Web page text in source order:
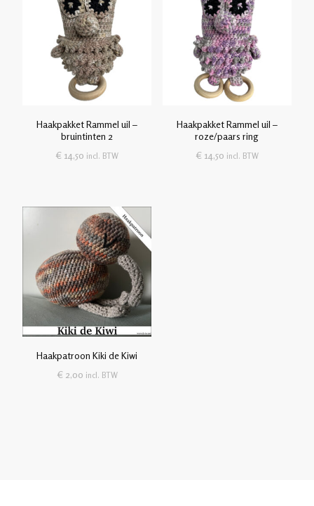
Haakpakket Rammel uil –
bruintinten 2
€ 14,50 incl. BTW
Haakpakket Rammel uil –
roze/paars ring
€ 14,50 incl. BTW
Haakpatroon Kiki de Kiwi
€ 2,00 incl. BTW